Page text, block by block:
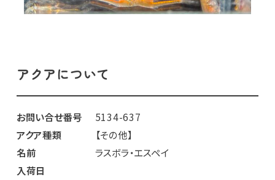
アクアについて
お問い合せ番号
5134-637
アクア種類
【その他】
名前
ラスボラ・エスペイ
入荷日